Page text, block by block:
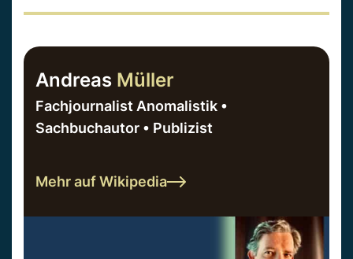
Andreas Müller
Fachjournalist Anomalistik •
Sachbuchautor • Publizist
Mehr auf Wikipedia